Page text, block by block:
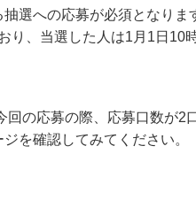
選への応募が必須となりま
り、当選した人は1月1日10
の応募の際、応募口数が2
ジを確認してみてください。